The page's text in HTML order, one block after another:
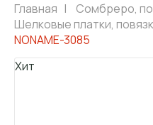
Главная | Сомбреро,
Шелковые платки,
NONAME-3085
Хит